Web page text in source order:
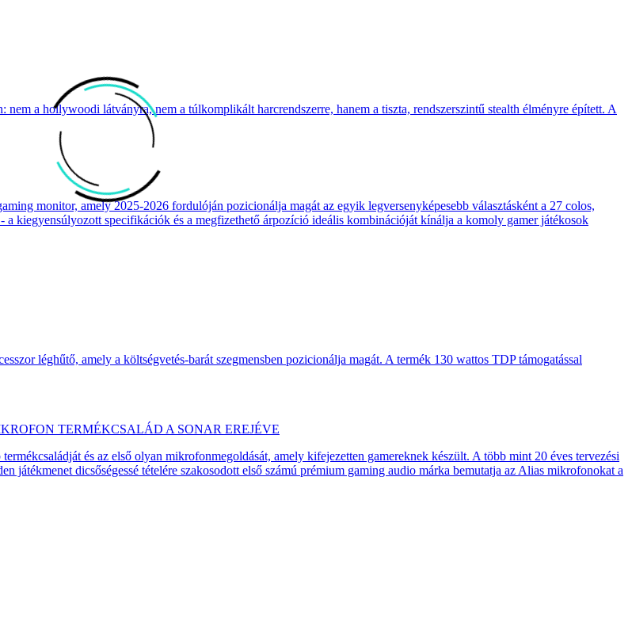
a hollywoodi látványra, nem a túlkomplikált harcrendszerre, hanem a tiszta, rendszerszintű stealth élményre épített. A
monitor, amely 2025-2026 fordulóján pozicionálja magát az egyik legversenyképesebb választásként a 27 colos,
kiegyensúlyozott specifikációk és a megfizethető árpozíció ideális kombinációját kínálja a komoly gamer játékosok
léghűtő, amely a költségvetés-barát szegmensben pozicionálja magát. A termék 130 wattos TDP támogatással
TERMÉKCSALÁD A SONAR EREJÉVE
és az első olyan mikrofonmegoldását, amely kifejezetten gamereknek készült. A több mint 20 éves tervezési
játékmenet dicsőségessé tételére szakosodott első számú prémium gaming audio márka bemutatja az Alias mikrofonokat a